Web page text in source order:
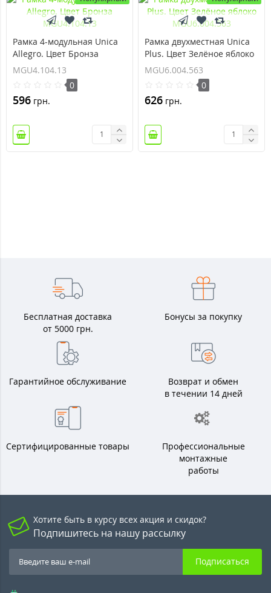
Рамка 4-модульная Unica
Allegro. Цвет Бронза
MGU4.104.13
MGU4.104.13
0
596 грн.
Рамка двухместная Unica
Plus. Цвет Зелёное яблоко
MGU6.004.563
MGU6.004.563
0
626 грн.
Бесплатная доставка
от 5000 грн.
Бонусы за покупку
Гарантийное обслуживание
Возврат и обмен
в течении 14 дней
Сертифицированные товары
Профессиональные
монтажные
работы
Хотите быть в курсу всех акция и скидок?
Подпишитесь на нашу рассылку
Подписаться